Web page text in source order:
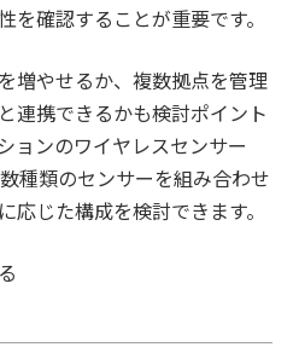
を確認することが重要です。
増やせるか、複数拠点を管理
連携できるかも検討ポイント
ョンのワイヤレスセンサー
数種類のセンサーを組み合わせ
応じた構成を検討できます。